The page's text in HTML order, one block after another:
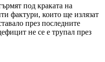
под краката на
фактури, които ще излязат
през последните
не се е трупал през